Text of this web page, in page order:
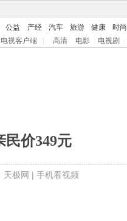
公益 产经 汽车 旅游 健康 时尚
电视客户端 高清 电影 电视剧
价349元
极网 | 手机看视频